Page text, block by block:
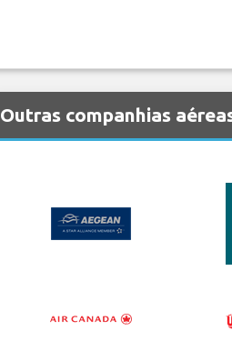
Outras companhias